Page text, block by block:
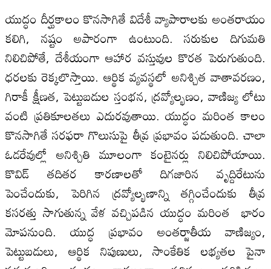
యుద్ధం దీర్ఘకాలం కొనసాగితే విదేశీ వ్యాపారాలకు అంతరాయం
కలిగి, నష్టం అపారంగా ఉంటుంది. సరుకుల దిగుమతి
నిలిచిపోతే, దేశీయంగా ఆహార వస్తువుల కొరత పెరుగుతుంది.
ధరలకు రెక్కలొస్తాయి. ఆర్థిక వ్యవస్థలో అనిశ్చిత వాతావరణం,
గిరాకీ క్షీణత, పెట్టుబడుల స్తంభన, ద్రవ్యోల్భణం, వాణిజ్య లోటు
వంటి ప్రతికూలతలు ఎదురవుతాయి. యుద్ధం మరింత కాలం
కొనసాగితే సరఫరా గొలుసుపై తీవ్ర ప్రభావం పడుతుంది. చాలా
ఓడరేవుల్లో అనిశ్చితి మూలంగా కంటైనర్లు నిలిచిపోయాయి.
కొవిడ్‌ తదితర కారణాలతో దిగజారిన వృద్దిరేటును
పెంచేందుకు, పెరిగిన ద్రవ్యోల్భణాన్ని తగ్గించేందుకు తీవ్ర
కసరత్తు సాగుతున్న వేళ వచ్చిపడిన యుద్ధం మరింత భారం
మోపనుంది. యుద్ధ ప్రభావం అంతర్జాతీయ వాణిజ్యం,
పెట్టుబడులు, ఆర్థిక నిపుణులు, సాంకేతిక లభ్యతల పైనా